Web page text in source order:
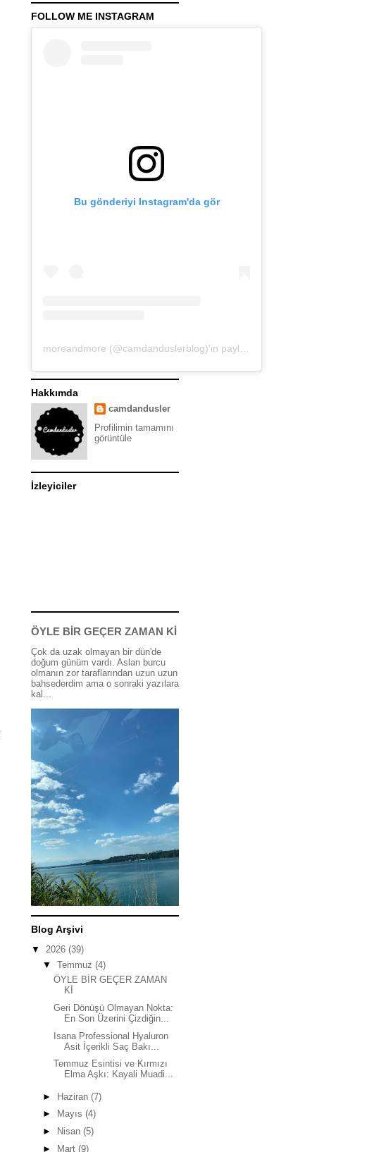
FOLLOW ME INSTAGRAM
Bu gönderiyi Instagram'da gör
Hakkımda
camdandusler
Profilimin tamamını
görüntüle
İzleyiciler
ÖYLE BİR GEÇER ZAMAN Kİ
Çok da uzak olmayan bir dün'de
doğum günüm vardı. Aslan burcu
olmanın zor taraflarından uzun uzun
bahsederdim ama o sonraki yazılara
kal...
Blog Arşivi
▼ 2026 (39)
▼ Temmuz (4)
ÖYLE BİR GEÇER ZAMAN
Kİ
Geri Dönüşü Olmayan Nokta:
En Son Üzerini Çizdiğin...
Isana Professional Hyaluron
Asit İçerikli Saç Bakı...
Temmuz Esintisi ve Kırmızı
Elma Aşkı: Kayali Muadi...
► Haziran (7)
►
Mayıs (4)
►
Nisan (5)
►
Mart (9)